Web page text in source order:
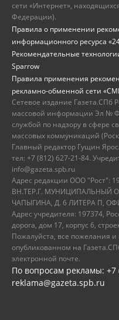
сети «Интернет»,
Федерации).
Правила о применении
информационного ресурса
Рекомендательные
Sparrow
Правила применения
рекламно-обменной сети
Сетевое издание Газета.СПб
массовой информации Эл №
службой по надзору в сфере
массовых коммуникаций
Главный редактор Гущин
тел: +7 (812) 627-21-84.
info@gazeta.spb.ru
Адрес редакции ООО "Рост":
ВН.ТЕР.Г. МУНИЦИПАЛЬНЫЙ
ЧАПЫГИНА, Д. 6 ЛИТЕРА П,
Адрес учредителя: 197374,
дорога, дом 17, корпус 6,
Пожалуйста, все пожелания и
опубликованном на
электронной почте.
По вопросам рекламы: +7
reklama@gazeta.spb.ru